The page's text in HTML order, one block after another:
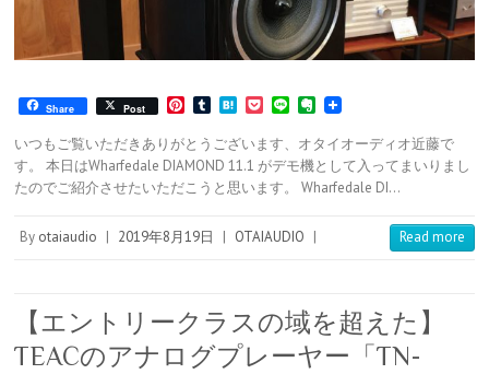
Share Post
P
n
t
e
r
s
t
T
m
b
l
r
H
t
e
n
a
P
c
k
e
t
L
e
E
e
r
n
o
いつもご覧いただきありがとうございます、オタイオーディオ近藤で
す。 本日はWharfedale DIAMOND 11.1 がデモ機として入ってまいりまし
たのでご紹介させたいただこうと思います。 Wharfedale DI…
By otaiaudio | 2019年8月19日 | OTAIAUDIO | Read more
【エントリークラスの域を超えた】
TEACのアナログプレーヤー「TN-